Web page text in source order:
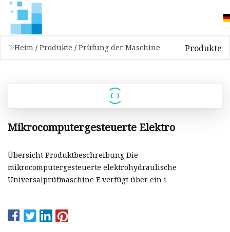
Heim / Produkte / Prüfung der Maschine Produkte
Mikrocomputergesteuerte Elektro
Übersicht Produktbeschreibung Die
mikrocomputergesteuerte elektrohydraulische
Universalprüfmaschine E verfügt über ein i